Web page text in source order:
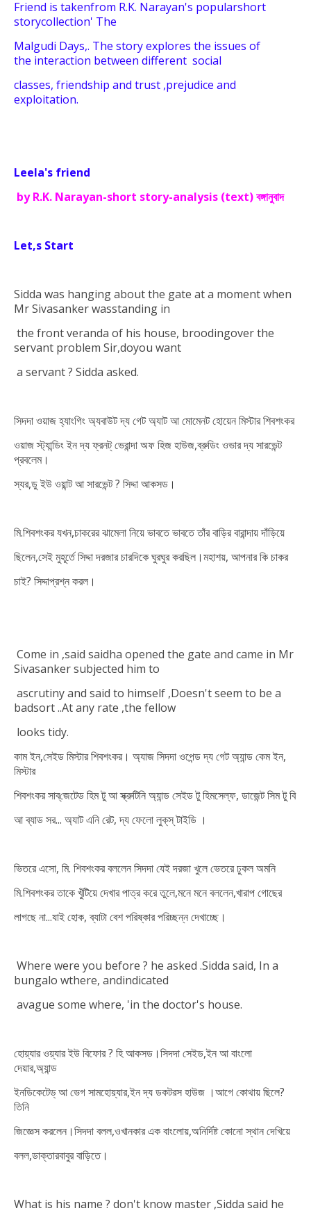
Friend is takenfrom R.K. Narayan's popularshort
storycollection' The
Malgudi Days,. The story explores the issues of
the interaction between different social
classes, friendship and trust ,prejudice and
exploitation.
Leela's friend
by R.K. Narayan-short story-analysis (text) বঙ্গানুবাদ
Let,s Start
Sidda was hanging about the gate at a moment when
MrSivasanker wasstanding in
the front veranda of his house, broodingover the
servant problem Sir,doyou want
a servant ? Sidda asked.
সিদদা ওয়াজ হ্যাংগিং অ্যবাউট দ্য গেট অ্যাট আ মোমেনট হোয়েন মিস্টার শিবশংকর
ওয়াজ স্ট্যান্ডিং ইন দ্য ফ্রনট্ ভেরান্দা অফ হিজ হাউজ,ব্রুডিং ওভার দ্য সারভেন্ট
প্রবলেম।
স্যর,ডু ইউ ওয়ান্ট আ সারভেন্ট ? সিদ্দা আকসড।
মি.শিবশংকর যখন,চাকরেরঝামেলানিয়ে ভাবতে ভাবতে তাঁরবাড়ির বারান্দায় দাঁড়িয়ে
ছিলেন,সেই মুহূর্তে সিদ্দা দরজার চারদিকে ঘুরঘুর করছিল।মহাশয়, আপনার কি চাকর
চাই? সিদ্দাপ্রশ্ন করল।
Come in ,said saidha opened the gate and came in Mr
Sivasankersubjected him to
ascrutiny and said to himself ,Doesn't seem to be a
badsort ..At any rate ,the fellow
looks tidy.
কাম ইন,সেইড মিস্টার শিবশংকর। অ্যাজ সিদদা ওপেন্ড দ্য গেট অ্যান্ড কেম ইন,
মিস্টার
শিবশংকর সাব্‌জেটেড হিম টু আ স্ক্রুটিনি অ্যান্ড সেইড টু হিমসেল্ফ, ডাজেন্ট সিম টু বি
আ ব্যাড সর... অ্যাট এনি রেট, দ্য ফেলো লুক্‌স্‌ টাইডি ।
ভিতরে এসো, মি. শিবশংকর বললেন সিদদা যেই দরজা খুলে ভেতরে ঢুকল অমনি
মি.শিবশংকর তাকে খুঁটিয়ে দেখার পাত্র করে তুলে,মনে মনে বললেন,খারাপ গোছের
লাগছে না...যাই হোক, ব্যাটা বেশ পরিষ্কার পরিচ্ছন্ন দেখাচ্ছে।
Where were you before ? he asked .Sidda said, In a
bungalo wthere, andindicated
avague some where, 'in the doctor's house.
হোয়্যার ওয়্যার ইউ বিফোর ? হি আকসড।সিদদা সেইড,ইন আ বাংলো
দেয়ার,অ্যান্ড
ইনডিকেটেড্ আ ভেগ সামহোয়্যার,ইন দ্য ডকটরস হাউজ ।আগে কোথায় ছিলে?
তিনি
জিজ্ঞেস করলেন।সিদদা বলল,ওখানকার এক বাংলোয়,অনির্দিষ্ট কোনো স্থান দেখিয়ে
বলল,ডাক্তারবাবুর বাড়িতে।
What is his name ? don't know master ,Sidda said he